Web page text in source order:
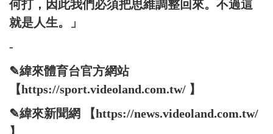
何打，因此我們必須把思維調整回來。不過這
就是人生。」
-
✎緯來體育台官方網站
【https://sport.videoland.com.tw/ 】
✎緯來新聞網 【https://news.videoland.com.tw/